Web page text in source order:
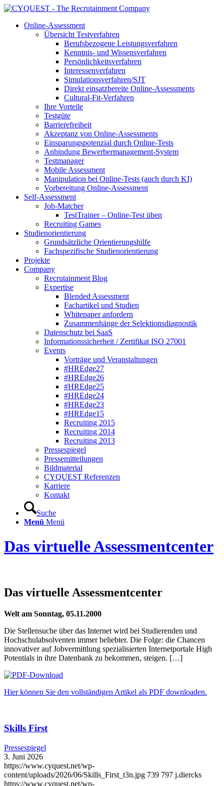
Online-Assessment
Übersicht Testverfahren
Berufsbezogene Leistungsverfahren
Kenntnis- und Wissensverfahren
Persönlichkeitsverfahren
Interessenverfahren
Simulationsverfahren/SJT
Direkt einsatzbereite Online-Assessments
Cultural-Fit-Verfahren
Ihre Vorteile
Testgüte
Barrierefreiheit
Akzeptanz von Online-Assessments
Einsparungspotenzial durch Online-Tests
Anbindung Bewerbermanagement-System
Testmanager
Mobile Assessment
Manipulation bei Online-Tests (auch durch KI)
Vorbereitung Online-Assessment
Self-Assessment
Job-Matcher
TestTrainer – Online-Test üben
Recruiting Games
Studienorientierung
Grundsätzliche Orientierungshilfe
Fachspezifische Studienorientierung
Projekte
Company
Recrutainment Blog
Expertise
Blended Assessment
Fachartikel und Studien
Whitepaper anfordern
Zusammenhänge der Selektionsdiagnostik
Datenschutz bei SaaS
Informationssicherheit / Zertifikat ISO 27001
Events
Vorträge und Veranstaltungen
#HREdge27
#HREdge26
#HREdge25
#HREdge24
#HREdge23
#HREdge15
Recruiting 2015
Recruiting 2014
Recruiting 2013
Pressespiegel
Pressemitteilungen
Bildmaterial
CYQUEST Referenzen
Karriere
Kontakt
Suche
Menü Menü
Das virtuelle Assessmentcenter
Das virtuelle Assessmentcenter
Welt am Sonntag, 05.11.2000
Die Stellensuche über das Internet wird bei Studierenden und
Hochschulabsolventen immer beliebter. Die Folge: die Chancen
innovativer auf Jobvermittlung spezialisierten Internetportale High
Potentials in ihre Datenbank zu bekommen, steigen. […]
Hier können Sie den vollständigen Artikel als PDF downloaden.
Skills First
Pressespiegel
3. Juni 2026
https://www.cyquest.net/wp-
content/uploads/2026/06/Skills_First_t3n.jpg 739 797 j.diercks
https://www.cyquest.net/wp-